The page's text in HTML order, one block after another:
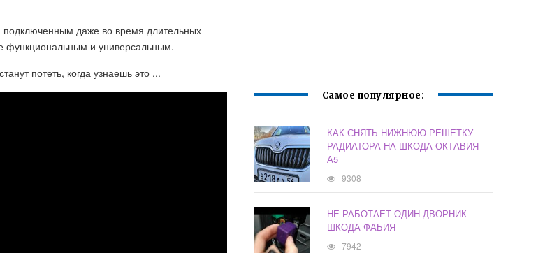
подключенным даже во время длительных
функциональным и универсальным.
потеть, когда узнаешь это ...
Самое популярное:
КАК СНЯТЬ НИЖНЮЮ РЕШЕТКУ
РАДИАТОРА НА ШКОДА ОКТАВИЯ
А5
9308
НЕ РАБОТАЕТ ОДИН ДВОРНИК
ШКОДА ФАБИЯ
7942